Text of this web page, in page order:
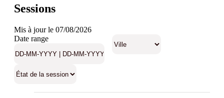
Sessions
Mis à jour le 07/08/2026
Date range